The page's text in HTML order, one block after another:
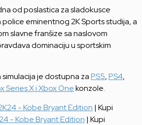
od poslastica za sladokusce
police eminentnog 2K Sports studija, a
slavne franšize sa naslovom
dominaciju u sportskim
je dostupna zaPS5,PS4,
Series X i Xbox Onekonzole.
- Kobe Bryant Edition | Kupi
- Kobe Bryant Edition | Kupi